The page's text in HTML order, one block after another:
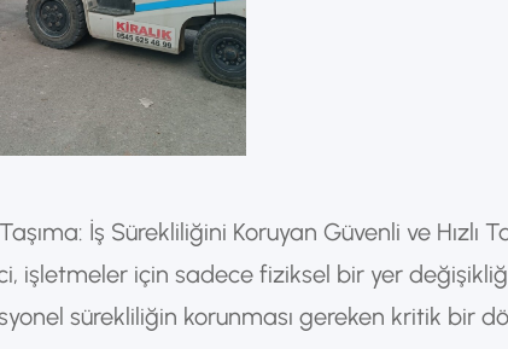
İş Sürekliliğini Koruyan Güvenli ve Hızlı
işletmeler için sadece fiziksel bir yer
sürekliliğin korunması gereken kritik bir